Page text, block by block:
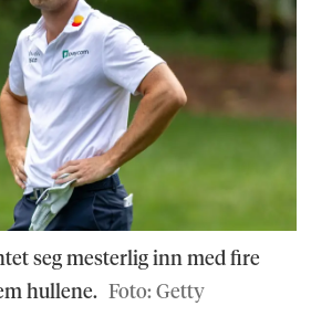
seg mesterlig inn med fire
hullene. Foto: Getty